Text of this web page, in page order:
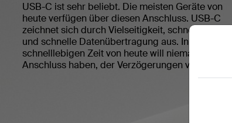
USB-C ist sehr beliebt. Die meisten Geräte von
heute verfügen über diesen Anschluss. USB-C
zeichnet sich durch Vielseitigkeit, schnelles Laden
und schnelle Datenübertragung aus. In der
schnelllebigen Zeit von heute will niemand einen
Anschluss haben, der Verzögerungen verursacht.